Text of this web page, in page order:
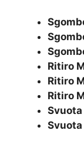
Ritiro
Ritiro
Ritiro